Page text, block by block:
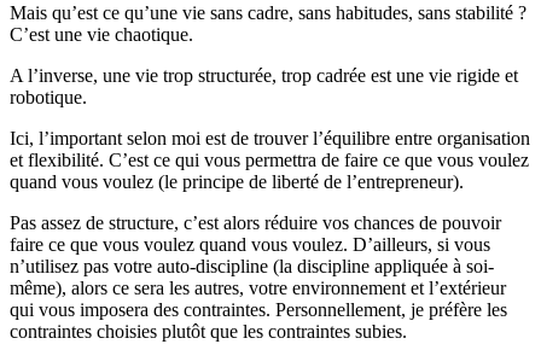
Mais qu’est ce qu’une vie sans cadre, sans habitudes, sans stabilité ?
C’est une vie chaotique.
A l’inverse, une vie trop structurée, trop cadrée est une vie rigide et
robotique.
Ici, l’important selon moi est de trouver l’équilibre entre organisation
et flexibilité. C’est ce qui vous permettra de faire ce que vous voulez
quand vous voulez (le principe de liberté de l’entrepreneur).
Pas assez de structure, c’est alors réduire vos chances de pouvoir
faire ce que vous voulez quand vous voulez. D’ailleurs, si vous
n’utilisez pas votre auto-discipline (la discipline appliquée à soi-
même), alors ce sera les autres, votre environnement et l’extérieur
qui vous imposera des contraintes. Personnellement, je préfère les
contraintes choisies plutôt que les contraintes subies.